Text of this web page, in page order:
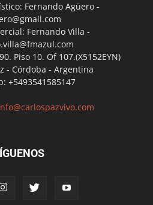
Fernando Agüero -
Fernando Villa -
Piso 10. Of 107.(X5152EYN)
- Córdoba - Argentina
+5493541585147